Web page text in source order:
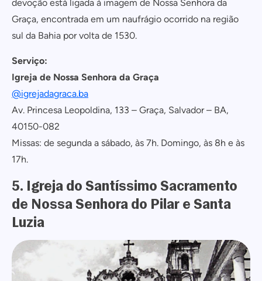
devoção está ligada à imagem de Nossa Senhora da
Graça, encontrada em um naufrágio ocorrido na região
sul da Bahia por volta de 1530.
Serviço:
Igreja de Nossa Senhora da Graça
@igrejadagraca.ba
Av. Princesa Leopoldina, 133 – Graça, Salvador – BA,
40150-082
Missas: de segunda a sábado, às 7h. Domingo, às 8h e às
17h.
5. Igreja do Santíssimo Sacramento
de Nossa Senhora do Pilar e Santa
Luzia